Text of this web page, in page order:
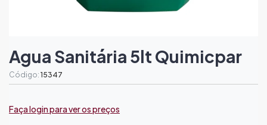
Agua Sanitária 5lt Quimicpar
Código: 15347
Faça login para ver os preços